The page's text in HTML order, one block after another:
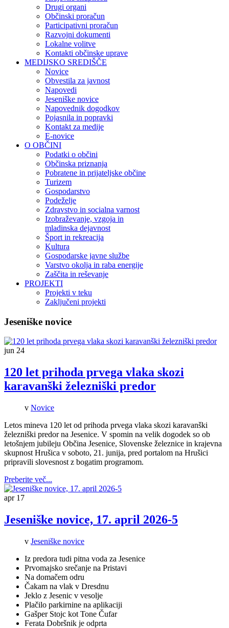
Drugi organi
Občinski proračun
Participativni proračun
Razvojni dokumenti
Lokalne volitve
Kontakti občinske uprave
MEDIJSKO SREDIŠČE
Novice
Obvestila za javnost
Napovedi
Jeseniške novice
Napovednik dogodkov
Pojasnila in popravki
Kontakt za medije
E-novice
O OBČINI
Podatki o občini
Občinska priznanja
Pobratene in prijateljske občine
Turizem
Gospodarstvo
Podeželje
Zdravstvo in socialna varnost
Izobraževanje, vzgoja in
mladinska dejavnost
Šport in rekreacija
Kultura
Gospodarske javne službe
Varstvo okolja in raba energije
Zaščita in reševanje
PROJEKTI
Projekti v teku
Zaključeni projekti
Jeseniške novice
jun 24
120 let prihoda prvega vlaka skozi
karavanški železniški predor
v Novice
Letos mineva 120 let od prihoda prvega vlaka skozi karavanški
železniški predor na Jesenice. V spomin na velik dogodek so ob
letošnjem jubileju Občina Jesenice, Slovenske železnice in krajevna
skupnost Hrušica v soboto, 21. junija, pred portalom na Hrušici
pripravili slovesnost z bogatim programom.
Preberite več...
apr 17
Jeseniške novice, 17. april 2026-5
v Jeseniške novice
Iz predora tudi pitna voda za Jesenice
Prvomajsko srečanje na Pristavi
Na domačem odru
Čakam na vlak v Dresdnu
Jeklo z Jesenic v vesolje
Plačilo parkirnine na aplikaciji
Gašper Stojc kot Tone Čufar
Ferata Dobršnik je odprta